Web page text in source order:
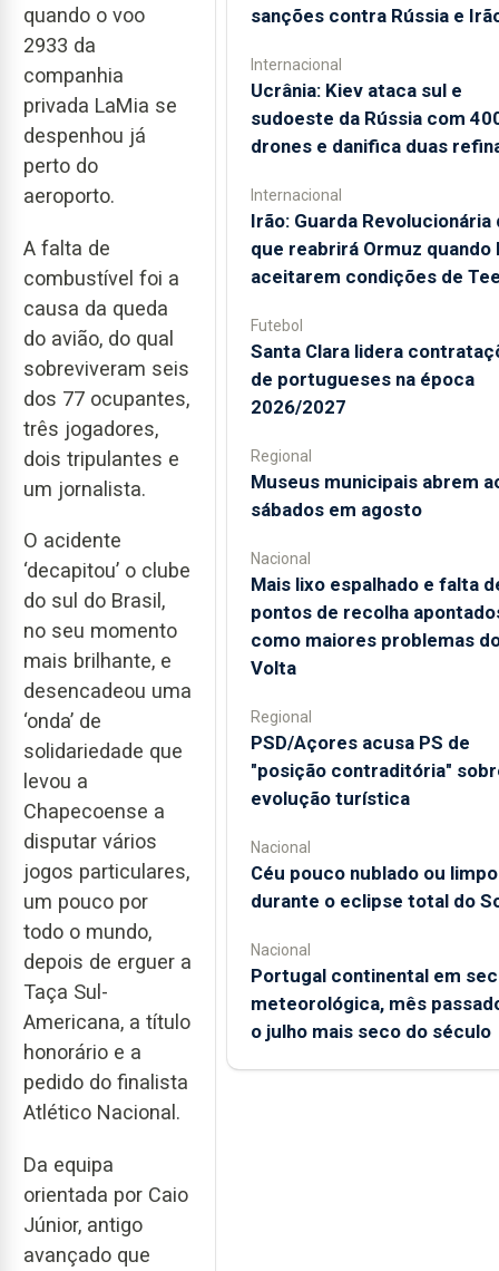
quando o voo
2933 da
companhia
privada LaMia se
despenhou já
perto do
aeroporto.
A falta de
combustível foi a
causa da queda
do avião, do qual
sobreviveram seis
dos 77 ocupantes,
três jogadores,
dois tripulantes e
um jornalista.
O acidente
‘decapitou’ o clube
do sul do Brasil,
no seu momento
mais brilhante, e
desencadeou uma
‘onda’ de
solidariedade que
levou a
Chapecoense a
disputar vários
jogos particulares,
um pouco por
todo o mundo,
depois de erguer a
Taça Sul-
Americana, a título
honorário e a
pedido do finalista
Atlético Nacional.
Da equipa
orientada por Caio
Júnior, antigo
avançado que
sanções contra Rússia e
Internacional
Ucrânia: Kiev ataca sul e
sudoeste da Rússia com
drones e danifica duas
Internacional
Irão: Guarda Revolucionária
que reabrirá Ormuz quando
aceitarem condições de
Futebol
Santa Clara lidera
de portugueses na época
2026/2027
Regional
Museus municipais abrem
sábados em agosto
Nacional
Mais lixo espalhado e falta
pontos de recolha
como maiores problemas
Volta
Regional
PSD/Açores acusa PS de
"posição contraditória"
evolução turística
Nacional
Céu pouco nublado ou limpo
durante o eclipse total do
Nacional
Portugal continental em
meteorológica, mês
o julho mais seco do século